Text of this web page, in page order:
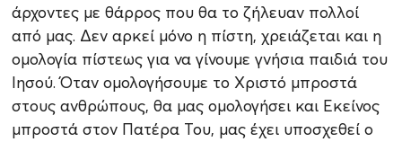
άρχοντες με θάρρος που θα το ζήλευαν πολλοί
από μας. Δεν αρκεί μόνο η πίστη, χρειάζεται και η
ομολογία πίστεως για να γίνουμε γνήσια παιδιά του
Ιησού. Όταν ομολογήσουμε το Χριστό μπροστά
στους ανθρώπους, θα μας ομολογήσει και Εκείνος
μπροστά στον Πατέρα Του, μας έχει υποσχεθεί ο